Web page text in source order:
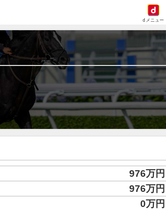
dメニュー
976万円
976万円
0万円